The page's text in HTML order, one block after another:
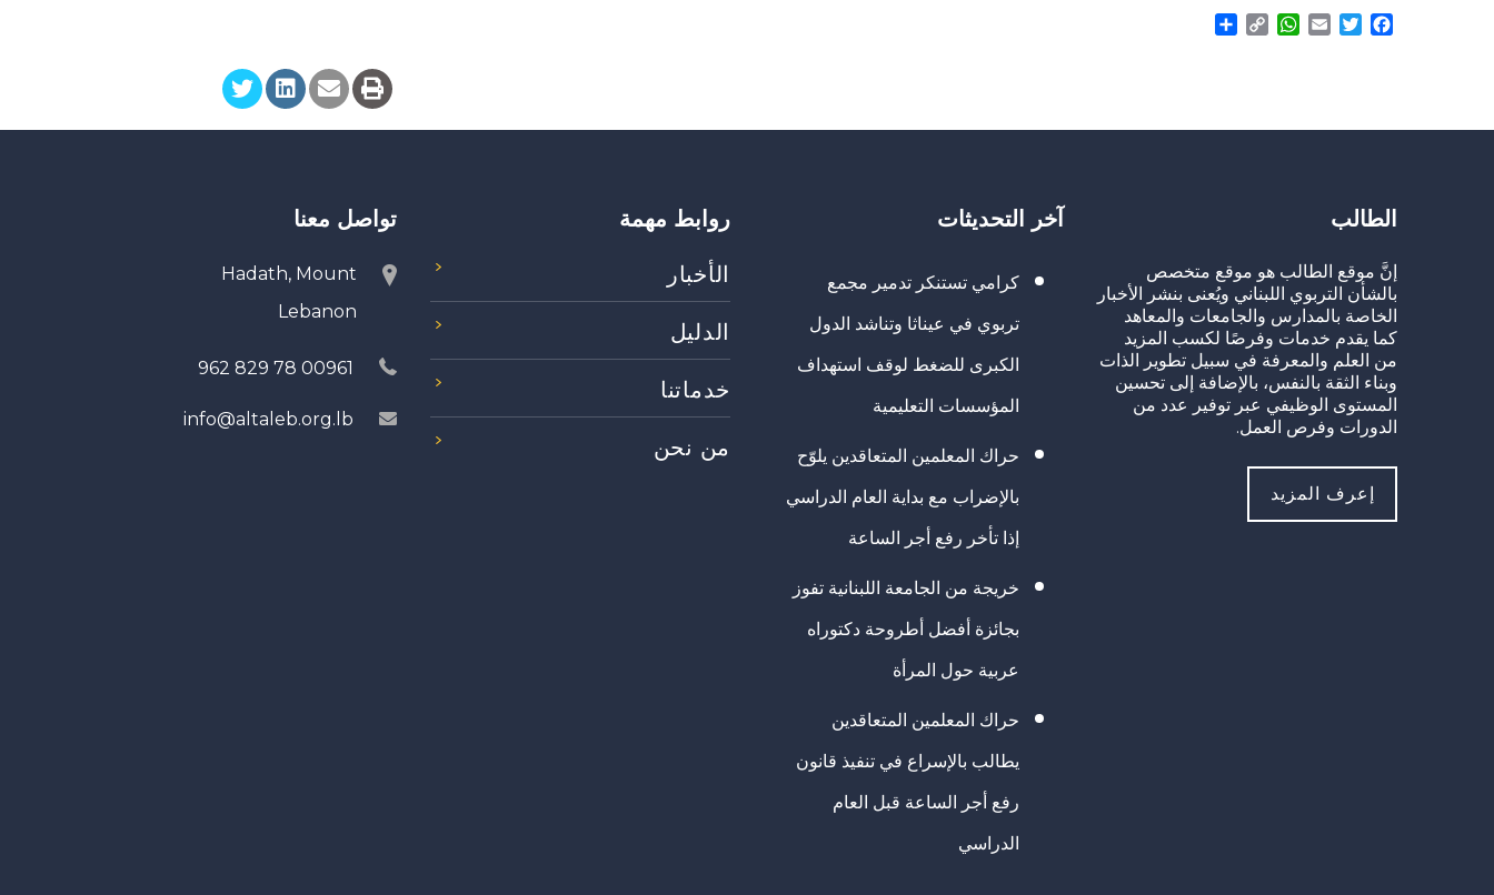
Facebook
Twitter
Email
WhatsApp
Copy
الطالب
إنَّ موقع الطالب هو موقع متخصص
بالشأن التربوي اللبناني ويُعنى بنشر الأخبار
الخاصة بالمدارس والجامعات والمعاهد
كما يقدم خدمات وفرصًا لكسب المزيد
من العلم والمعرفة في سبيل تطوير الذات
وبناء الثقة بالنفس، بالإضافة إلى تحسين
المستوى الوظيفي عبر توفير عدد من
الدورات وفرص العمل.
إعرف المزيد
آخر التحديثات
كرامي تستنكر تدمير مجمع
تربوي في عيناثا وتناشد الدول
الكبرى للضغط لوقف استهداف
المؤسسات التعليمية
حراك المعلمين المتعاقدين يلوّح
بالإضراب مع بداية العام الدراسي
إذا تأخر رفع أجر الساعة
خريجة من الجامعة اللبنانية تفوز
بجائزة أفضل أطروحة دكتوراه
عربية حول المرأة
حراك المعلمين المتعاقدين
يطالب بالإسراع في تنفيذ قانون
رفع أجر الساعة قبل العام
الدراسي
روابط مهمة
الأخبار
الدليل
خدماتنا
من نحن
تواصل معنا
Hadath, Mount
Lebanon
00961 78 829 962
info@altaleb.org.lb